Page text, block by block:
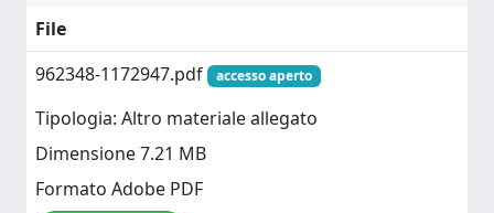
File
962348-1172947.pdf
accesso aperto
Tipologia: Altro materiale allegato
Dimensione 7.21 MB
Formato Adobe PDF